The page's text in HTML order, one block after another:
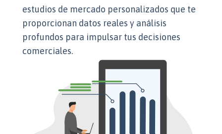
estudios de mercado personalizados que te
proporcionan datos reales y análisis
profundos para impulsar tus decisiones
comerciales.